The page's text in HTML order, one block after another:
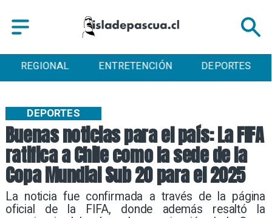
ENTRETENCIÓN DEPORTES CULTURA
Buenas noticias para el país: La FIFA
ratifica a Chile como la sede de la
Copa Mundial Sub 20 para el 2025
​La noticia fue confirmada a través de la página
oficial de la FIFA, donde además resaltó la
DEPORTES